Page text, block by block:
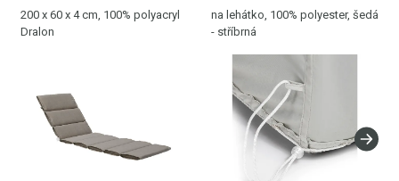
200 x 60 x 4 cm, 100% polyacryl
Dralon
na lehátko, 100% polyester, šedá
- stříbrná